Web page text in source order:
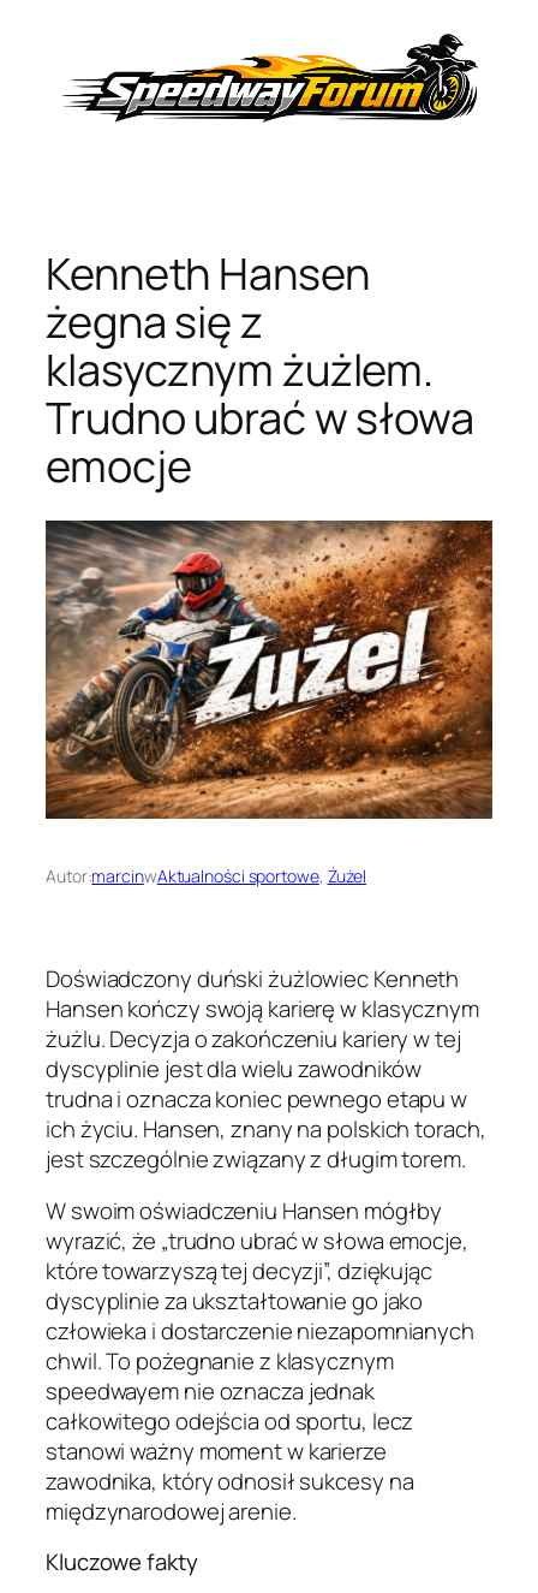
Kenneth Hansen
żegna się z
klasycznym żużlem.
Trudno ubrać w słowa
emocje
Autor:marcinwAktualności sportowe, Żużel
Doświadczony duński żużlowiec Kenneth
Hansen kończy swoją karierę w klasycznym
żużlu. Decyzja o zakończeniu kariery w tej
dyscyplinie jest dla wielu zawodników
trudna i oznacza koniec pewnego etapu w
ich życiu. Hansen, znany na polskich torach,
jest szczególnie związany z długim torem.
W swoim oświadczeniu Hansen mógłby
wyrazić, że „trudno ubrać w słowa emocje,
które towarzyszą tej decyzji”, dziękując
dyscyplinie za ukształtowanie go jako
człowieka i dostarczenie niezapomnianych
chwil. To pożegnanie z klasycznym
speedwayem nie oznacza jednak
całkowitego odejścia od sportu, lecz
stanowi ważny moment w karierze
zawodnika, który odnosił sukcesy na
międzynarodowej arenie.
Kluczowe fakty